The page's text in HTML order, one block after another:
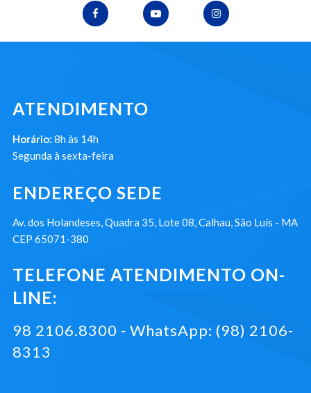
ATENDIMENTO
Horário: 8h às 14h
Segunda à sexta-feira
ENDEREÇO SEDE
Av. dos Holandeses, Quadra 35, Lote 08, Calhau, São Luís - MA
CEP 65071-380
TELEFONE ATENDIMENTO ON-
LINE:
98 2106.8300 - WhatsApp: (98) 2106-
8313